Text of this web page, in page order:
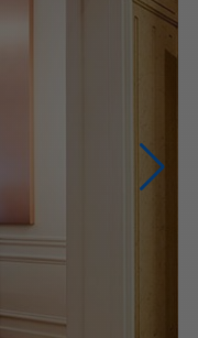
(9h-20h)